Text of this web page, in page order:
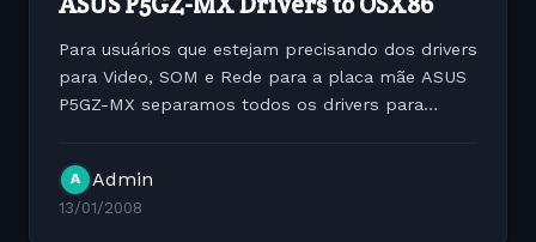
Para usuários que estejam precisando dos drivers
para Video, SOM e Rede para a placa mãe ASUS
P5GZ-MX separamos todos os drivers para
A Admin
13/01/2008